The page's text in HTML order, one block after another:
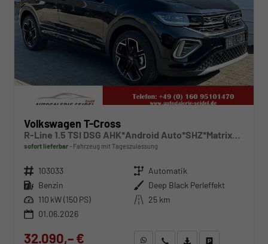
Volkswagen T-Cross
sofort lieferbar Fahrzeug mit Tageszulassung
Fahrzeugnr. 103033 Getriebe Automatik
Kraftstoff Benzin Außenfarbe Deep Black Perleffekt
Leistung 110 kW (150 PS) Kilometerstand 25 km
01.06.2026
32.090,– € WhatsApp anfragen
Wir rufen Sie anFahrzeugexposé (PDF)